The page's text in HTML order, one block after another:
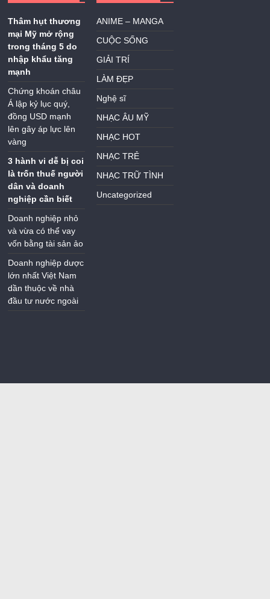
Thâm hụt thương
mại Mỹ mở rộng
trong tháng 5 do
nhập khẩu tăng
mạnh
Chứng khoán châu
Á lập kỷ lục quý,
đồng USD mạnh
lên gây áp lực lên
vàng
3 hành vi dễ bị coi
là trốn thuế người
dân và doanh
nghiệp cần biết
Doanh nghiệp nhỏ
và vừa có thể vay
vốn bằng tài sản ảo
Doanh nghiệp dược
lớn nhất Việt Nam
dần thuộc về nhà
đầu tư nước ngoài
ANIME – MANGA
CUỘC SỐNG
GIẢI TRÍ
LÀM ĐẸP
Nghệ sĩ
NHẠC ÂU MỸ
NHẠC HOT
NHẠC TRẺ
NHẠC TRỮ TÌNH
Uncategorized